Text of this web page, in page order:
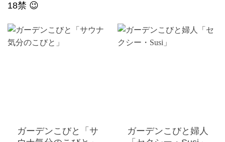
18禁 😉
ガーデンこびと「サ
ガーデンこびと婦人